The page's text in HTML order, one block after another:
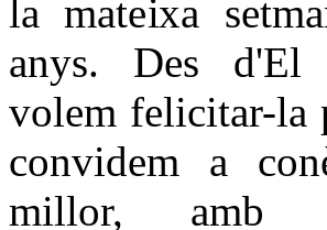
la mateixa
anys. Des d'El
volem felicitar-la
convidem a
millor, amb